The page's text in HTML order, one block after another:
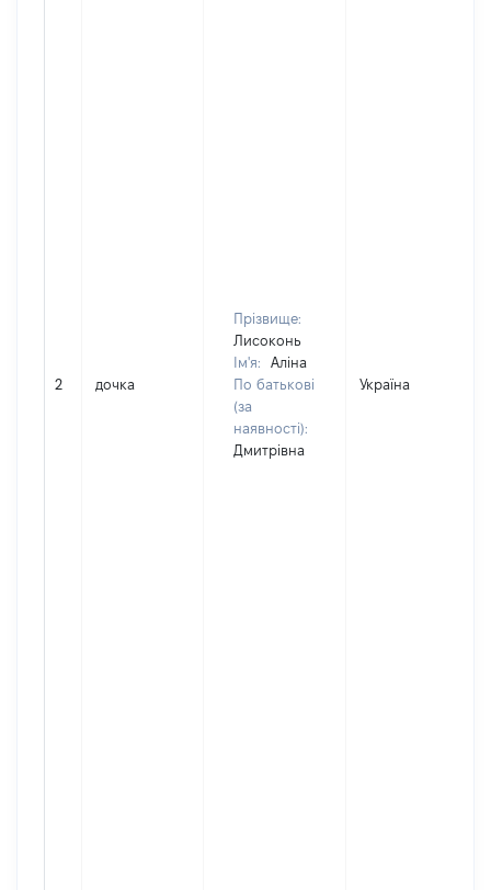
2 дочка
Прізвище:
Лисоконь
Ім'я:
Аліна
По батькові
(за
наявності):
Дмитрівна
Україна